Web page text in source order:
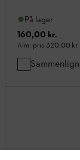
På lager
160,00 kr.
Alm. pris 320,00 kr.
Sammenlign